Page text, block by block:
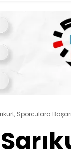
Sporculara